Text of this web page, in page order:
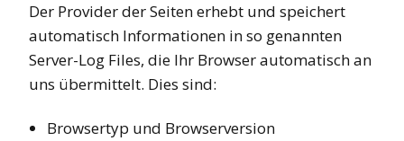
Der Provider der Seiten erhebt und speichert
automatisch Informationen in so genannten
Server-Log Files, die Ihr Browser automatisch an
uns übermittelt. Dies sind:
Browsertyp und Browserversion